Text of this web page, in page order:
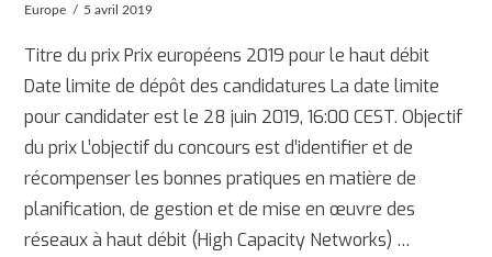
Europe 5 avril 2019
Titre du prix Prix européens 2019 pour le haut débit
Date limite de dépôt des candidatures La date limite
pour candidater est le 28 juin 2019, 16:00 CEST. Objectif
du prix L’objectif du concours est d’identifier et de
récompenser les bonnes pratiques en matière de
planification, de gestion et de mise en œuvre des
réseaux à haut débit (High Capacity Networks) …